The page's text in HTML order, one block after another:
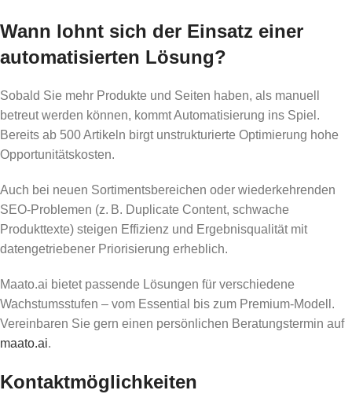
Wann lohnt sich der Einsatz einer
automatisierten Lösung?
Sobald Sie mehr Produkte und Seiten haben, als manuell
betreut werden können, kommt Automatisierung ins Spiel.
Bereits ab 500 Artikeln birgt unstrukturierte Optimierung hohe
Opportunitätskosten.
Auch bei neuen Sortimentsbereichen oder wiederkehrenden
SEO-Problemen (z. B. Duplicate Content, schwache
Produkttexte) steigen Effizienz und Ergebnisqualität mit
datengetriebener Priorisierung erheblich.
Maato.ai bietet passende Lösungen für verschiedene
Wachstumsstufen – vom Essential bis zum Premium-Modell.
Vereinbaren Sie gern einen persönlichen Beratungstermin auf
maato.ai.
Kontaktmöglichkeiten